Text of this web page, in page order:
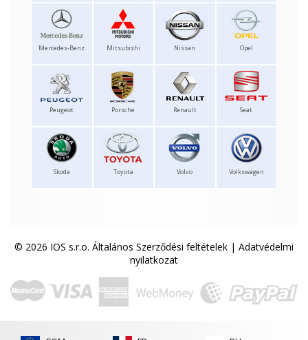
Mercedes-Benz Mitsubishi Nissan Opel
Peugeot Porsche Renault Seat
Skoda Toyota Volvo Volkswagen
© 2026 IOS s.r.o. Általános Szerződési feltételek | Adatvédelmi
nyilatkozat